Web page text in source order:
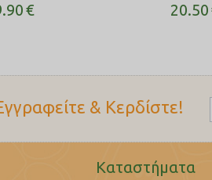
€ 20.50
& Κερδίστε!
Καταστήματα